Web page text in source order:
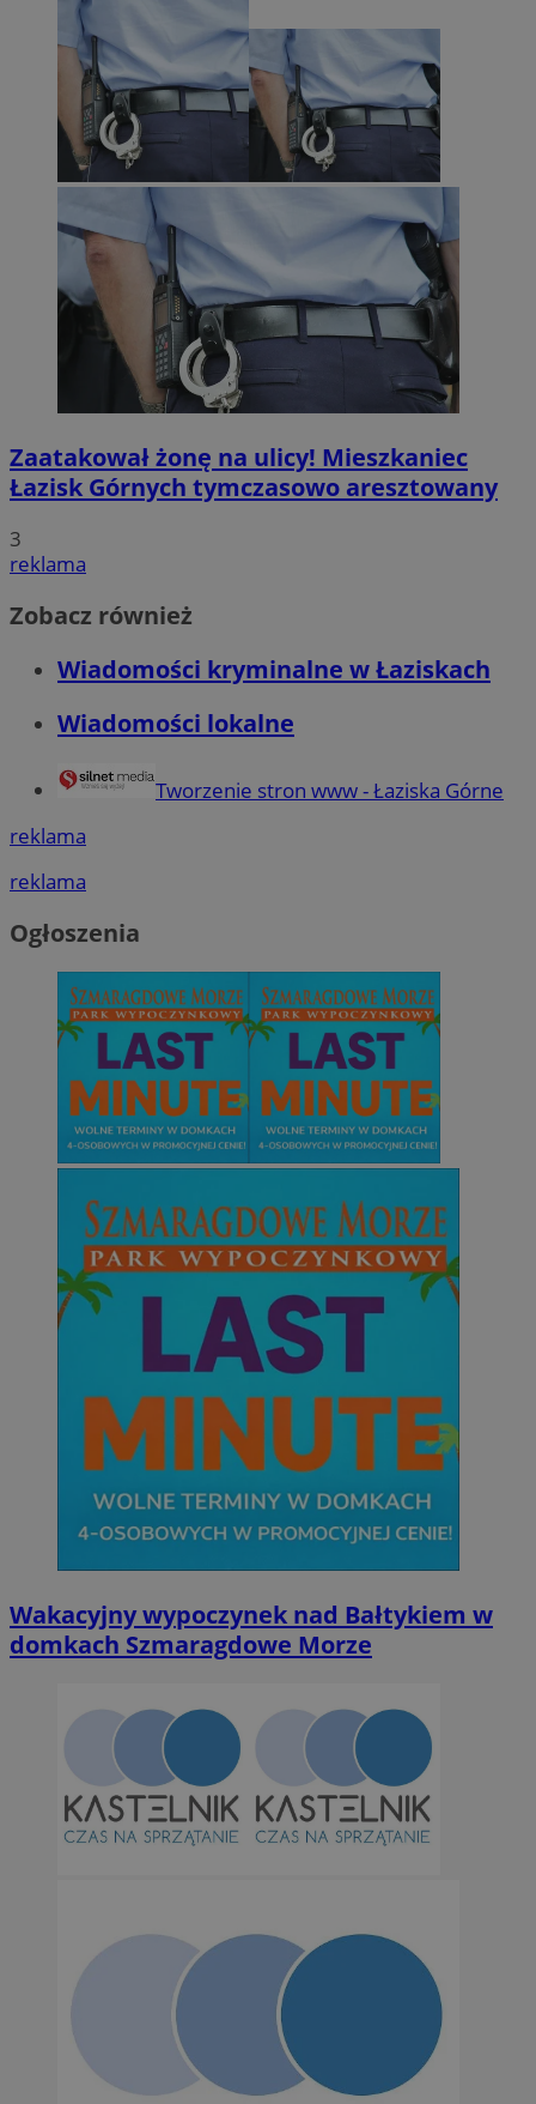
Zaatakował żonę na ulicy! Mieszkaniec
Łazisk Górnych tymczasowo aresztowany
3
reklama
Zobacz również
Wiadomości kryminalne w Łaziskach
Wiadomości lokalne
Tworzenie stron www - Łaziska Górne
reklama
reklama
Ogłoszenia
Wakacyjny wypoczynek nad Bałtykiem w
domkach Szmaragdowe Morze